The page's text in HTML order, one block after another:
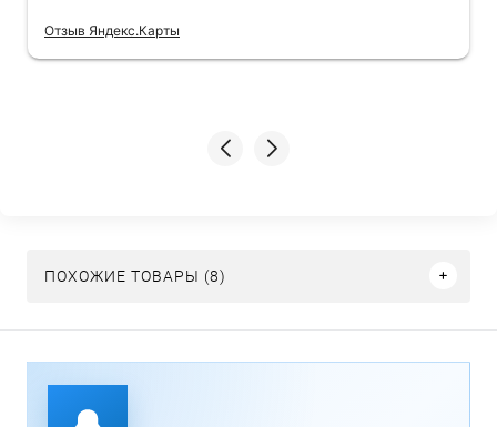
Отзыв Яндекс.Карты
ПОХОЖИЕ ТОВАРЫ (8)